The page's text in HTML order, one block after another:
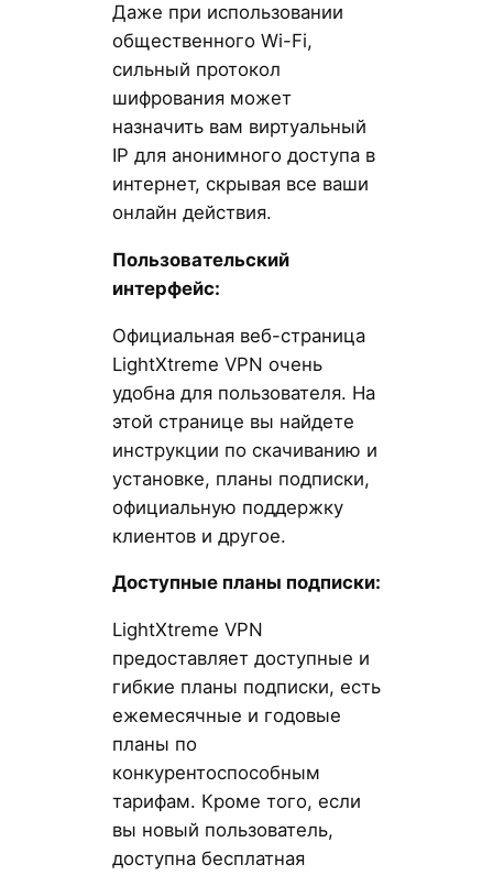
Даже при использовании
общественного Wi-Fi,
сильный протокол
шифрования может
назначить вам виртуальный
IP для анонимного доступа в
интернет, скрывая все ваши
онлайн действия.
Пользовательский
интерфейс:
Официальная веб-страница
LightXtreme VPN очень
удобна для пользователя. На
этой странице вы найдете
инструкции по скачиванию и
установке, планы подписки,
официальную поддержку
клиентов и другое.
Доступные планы подписки:
LightXtreme VPN
предоставляет доступные и
гибкие планы подписки, есть
ежемесячные и годовые
планы по
конкурентоспособным
тарифам. Кроме того, если
вы новый пользователь,
доступна бесплатная